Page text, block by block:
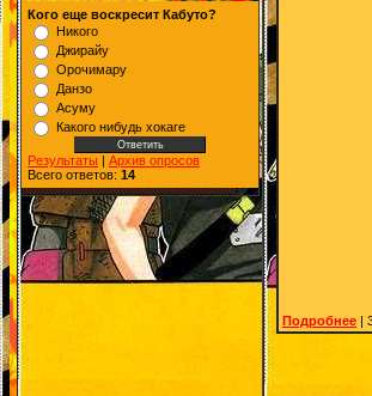
Кого еще воскресит Кабуто?
Никого
Джирайу
Орочимару
Данзо
Асуму
Какого нибудь хокаге
Результаты | Архив опросов
Всего ответов: 14
Подробнее |